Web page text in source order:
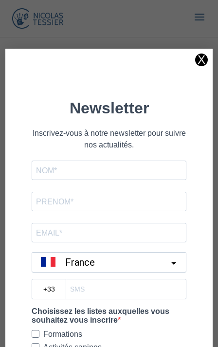
Balades Canines Miribel
Juillet 2022
Balades Canines Miribel
X